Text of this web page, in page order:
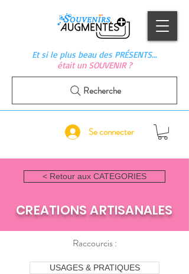
Et si le plus beau des PRÉSENTS…
était un SOUVENIR ?
Se connecter
Recherche
< Retour aux CATEGORIES
CREATIONS ARTISANALES
Raccourcis :
USAGES & PRATIQUES